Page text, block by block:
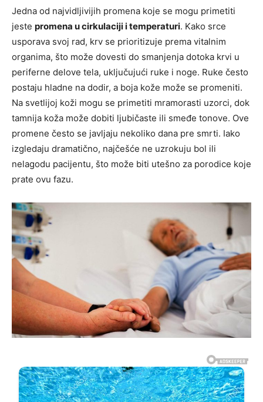
Jedna od najvidljivijih promena koje se mogu primetiti
jeste promena u cirkulaciji i temperaturi. Kako srce
usporava svoj rad, krv se prioritizuje prema vitalnim
organima, što može dovesti do smanjenja dotoka krvi u
periferne delove tela, uključujući ruke i noge. Ruke često
postaju hladne na dodir, a boja kože može se promeniti.
Na svetlijoj koži mogu se primetiti mramorasti uzorci, dok
tamnija koža može dobiti ljubičaste ili smeđe tonove. Ove
promene često se javljaju nekoliko dana pre smrti. Iako
izgledaju dramatično, najčešće ne uzrokuju bol ili
nelagodu pacijentu, što može biti utešno za porodice koje
prate ovu fazu.